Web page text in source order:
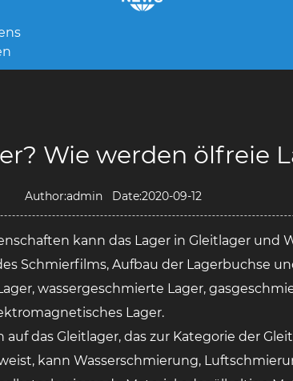
Wie werden ölfreie
Author:admin Date:2020-09-12
kann das Lager in Gleitlager und
Schmierfilms, Aufbau der Lagerbuchse
wassergeschmierte Lager,
Lager.
das Gleitlager, das zur Kategorie der
kann Wasserschmierung,